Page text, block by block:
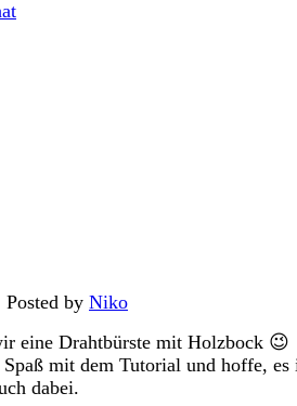
Posted by Niko
eine Drahtbürste mit Holzbock 😉
mit dem Tutorial und hoffe, es
dabei.